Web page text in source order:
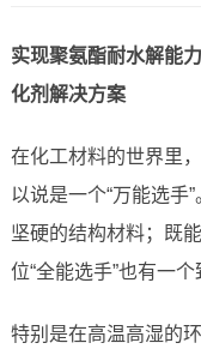
实现聚氨酯耐水解能
化剂解决方案
在化工材料的世界里
以说是一个“万能选手
坚硬的结构材料；既
位“全能选手”也有一
特别是在高温高湿的